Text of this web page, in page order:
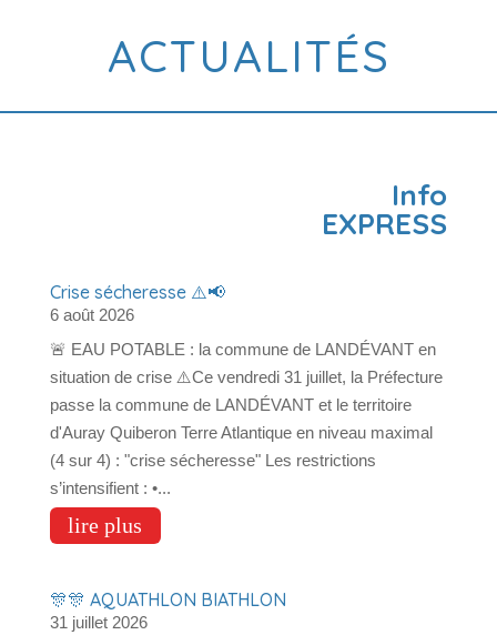
ACTUALITÉS
Info
EXPRESS
Crise sécheresse ⚠️📢
6 août 2026
🚨 EAU POTABLE : la commune de LANDÉVANT en
situation de crise ⚠️Ce vendredi 31 juillet, la Préfecture
passe la commune de LANDÉVANT et le territoire
d'Auray Quiberon Terre Atlantique en niveau maximal
(4 sur 4) : "crise sécheresse" Les restrictions
s’intensifient : •...
lire plus
🎊🎊 AQUATHLON BIATHLON
31 juillet 2026